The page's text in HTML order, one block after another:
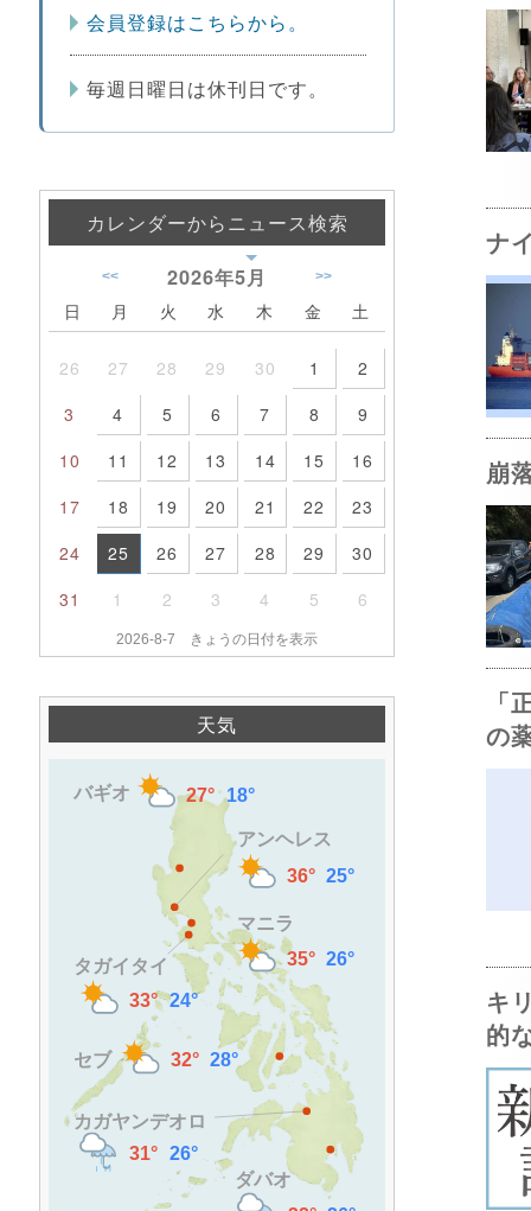
会員登録はこちらから。
毎週日曜日は休刊日です。
カレンダーからニュース検索
2026年5月
<< >>
日 月 火 水 木 金 土
26 27 28 29 30 1
2
3
4 5 6 7 8
9
10
11 12 13 14 15
16
17
18 19 20 21 22
23
24
25 26 27 28 29
30
31
1 2 3 4 5 6
2026-8-7 きょうの日付を表示
天気
ナ
崩
の
キ
的